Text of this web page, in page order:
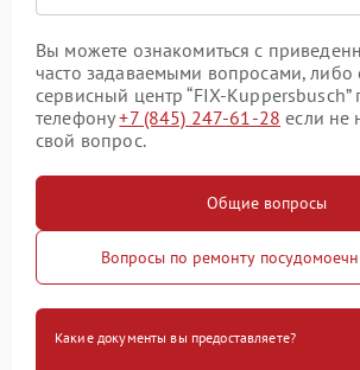
Вы можете ознакомиться с
часто задаваемыми вопросами, либо
сервисный центр “FIX-
телефону+7 (845) 247-61-28 если не
свой вопрос.
Общие вопросы
Вопросы по ремонту
Какие документы вы предоставляете?